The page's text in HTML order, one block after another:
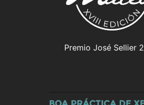
Premio José Sellier